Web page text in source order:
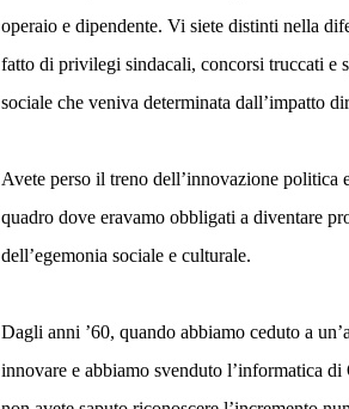
operaio e dipendente. Vi siete distinti nella
fatto di privilegi sindacali, concorsi truccati e
sociale che veniva determinata dall’impatto
Avete perso il treno dell’innovazione politica
quadro dove eravamo obbligati a diventare
dell’egemonia sociale e culturale.
Dagli anni ’60, quando abbiamo ceduto a
innovare e abbiamo svenduto l’informatica di